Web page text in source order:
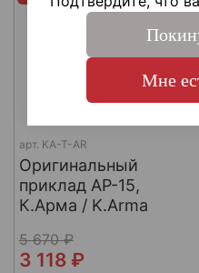
арт. KA-T-AR
Оригинальный
приклад AР-15,
К.Арма / K.Arma
5 670 ₽
3 118 ₽
Мне